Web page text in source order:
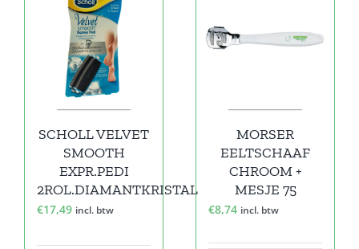
SCHOLL VELVET
SMOOTH
EXPR.PEDI
2ROL.DIAMANTKRISTAL
€17,49 incl. btw
MORSER
EELTSCHAAF
CHROOM +
MESJE 75
€8,74 incl. btw